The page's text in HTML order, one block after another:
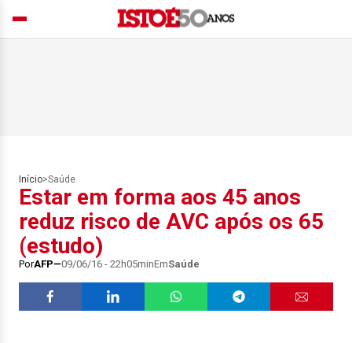
Início>Saúde
Estar em forma aos 45 anos
reduz risco de AVC após os 65
(estudo)
PorAFP 09/06/16 - 22h05minEmSaúde